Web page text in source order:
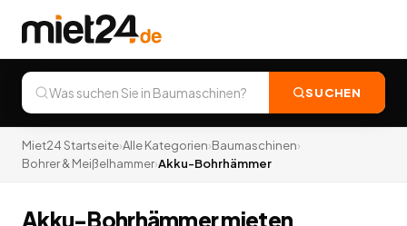
SUCHEN
Miet24 Startseite›Alle Kategorien›Baumaschinen›
Bohrer & Meißelhammer›Akku-Bohrhämmer
Akku-Bohrhämmer mieten